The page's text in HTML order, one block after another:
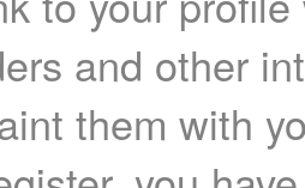
and other
them with